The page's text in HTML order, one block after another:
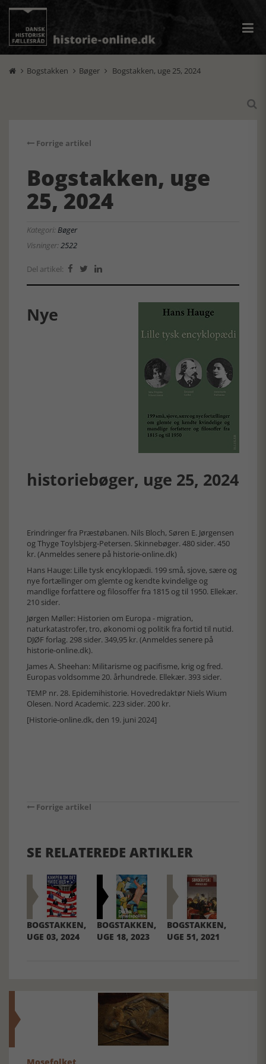
 Bogstakken  Bøger  Bogstakken, uge 25, 2024

Forrige artikel
Bogstakken, uge
25, 2024
Kategori:Bøger
Visninger:2522
Del artikel:   
Nye
historiebøger, uge 25, 2024
Erindringer fra Præstøbanen. Nils Bloch, Søren E. Jørgensen
og Thyge Toylsbjerg-Petersen. Skinnebøger. 480 sider. 450
kr. (Anmeldes senere på historie-online.dk)
Hans Hauge: Lille tysk encyklopædi. 199 små, sjove, sære og
nye fortællinger om glemte og kendte kvindelige og
mandlige forfattere og filosoffer fra 1815 og til 1950. Ellekær.
210 sider.
Jørgen Møller: Historien om Europa - migration,
naturkatastrofer, tro, økonomi og politik fra fortid til nutid.
DJØF forlag. 298 sider. 349,95 kr. (Anmeldes senere på
historie-online.dk).
James A. Sheehan: Militarisme og pacifisme, krig og fred.
Europas voldsomme 20. århundrede. Ellekær. 393 sider.
TEMP nr. 28. Epidemihistorie. Hovedredaktør Niels Wium
Olesen. Nord Academic. 223 sider. 200 kr.
[Historie-online.dk, den 19. juni 2024]
Forrige artikel
SE RELATEREDE ARTIKLER
BOGSTAKKEN,
UGE 03, 2024
BOGSTAKKEN,
UGE 18, 2023
BOGSTAKKEN,
UGE 51, 2021